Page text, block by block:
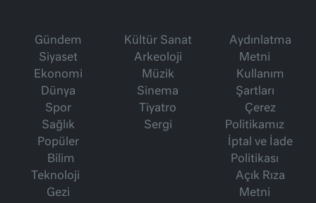
Gündem
Siyaset
Ekonomi
Dünya
Spor
Sağlık
Popüler
Bilim
Teknoloji
Gezi
Kültür Sanat
Arkeoloji
Müzik
Sinema
Tiyatro
Sergi
Aydınlatma
Metni
Kullanım
Şartları
Çerez
Politikamız
İptal ve İade
Politikası
Açık Rıza
Metni